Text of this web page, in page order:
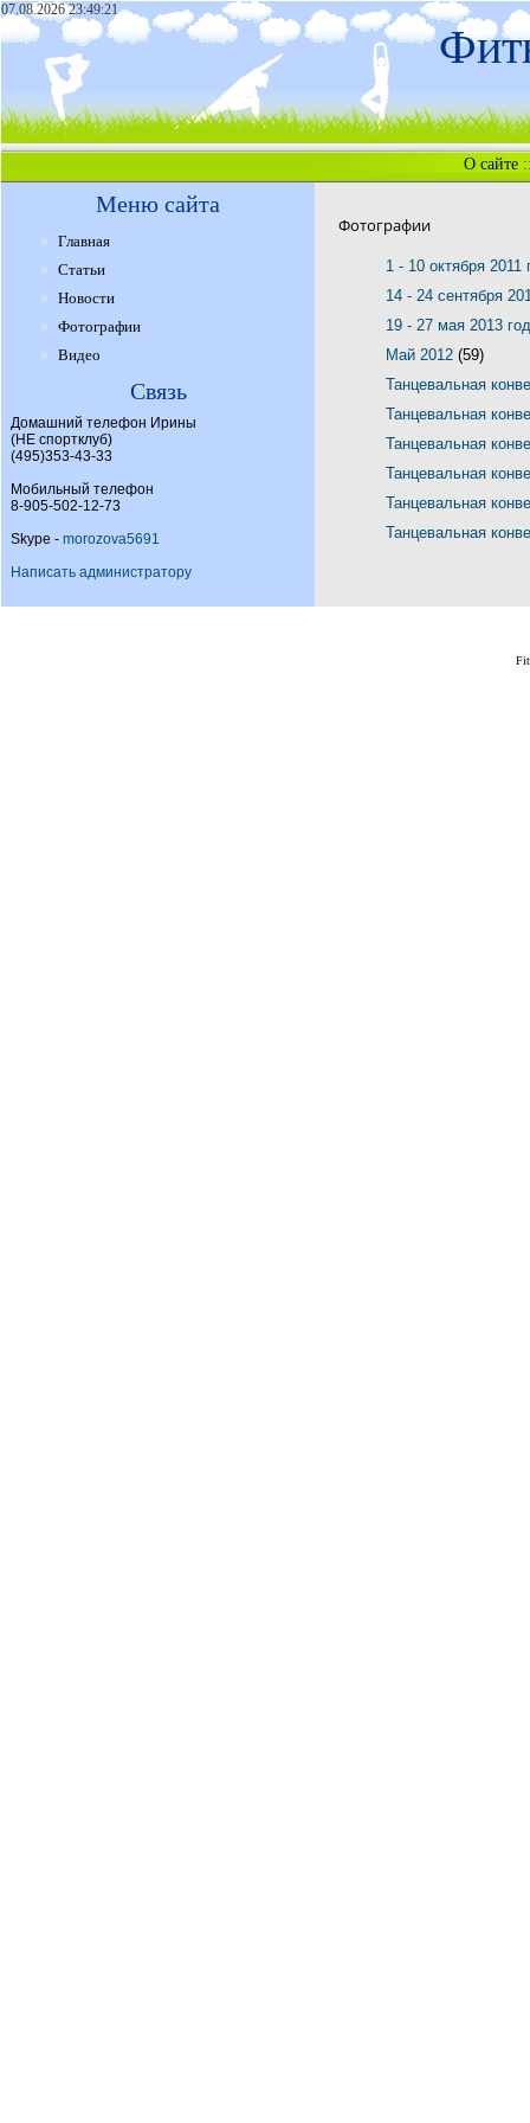
07.08.2026 23:49:21
О сайте
Меню сайта
Главная
Статьи
Новости
Фотографии
Видео
Связь
Домашний телефон Ирины
(НЕ спортклуб)
(495)353-43-33
Мобильный телефон
8-905-502-12-73
Skype - morozova5691
Написать администратору
Фотографии
1 - 10 октября 2011
14 - 24 сентября
19 - 27 мая 2013
Май 2012 (59)
Танцевальная
Танцевальная
Танцевальная
Танцевальная
Танцевальная
Танцевальная